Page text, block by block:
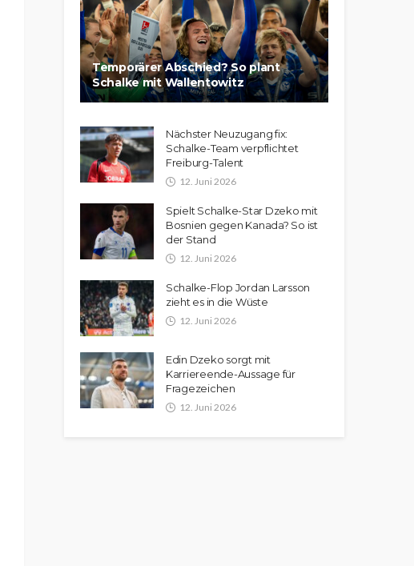
Temporärer Abschied? So plant
Schalke mit Wallentowitz
Nächster Neuzugang fix:
Schalke-Team verpflichtet
Freiburg-Talent
12. Juni 2026
Spielt Schalke-Star Dzeko mit
Bosnien gegen Kanada? So ist
der Stand
12. Juni 2026
Schalke-Flop Jordan Larsson
zieht es in die Wüste
12. Juni 2026
Edin Dzeko sorgt mit
Karriereende-Aussage für
Fragezeichen
12. Juni 2026